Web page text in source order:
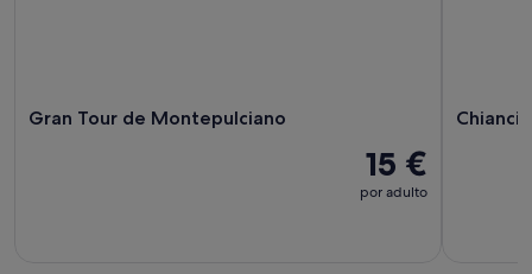
Gran Tour de Montepulciano
15 €
por adulto